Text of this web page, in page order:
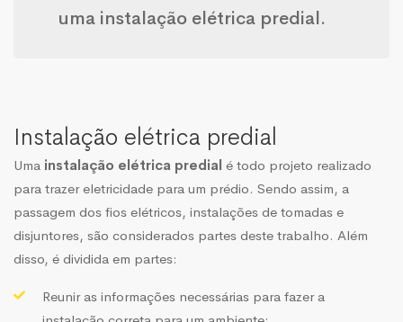
uma instalação elétrica predial.
Instalação elétrica predial
Uma instalação elétrica predial é todo projeto realizado
para trazer eletricidade para um prédio. Sendo assim, a
passagem dos fios elétricos, instalações de tomadas e
disjuntores, são considerados partes deste trabalho. Além
disso, é dividida em partes:
Reunir as informações necessárias para fazer a